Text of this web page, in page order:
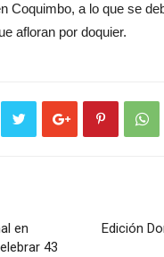
Coquimbo, a lo que se
afloran por doquier.
en
43
Edición